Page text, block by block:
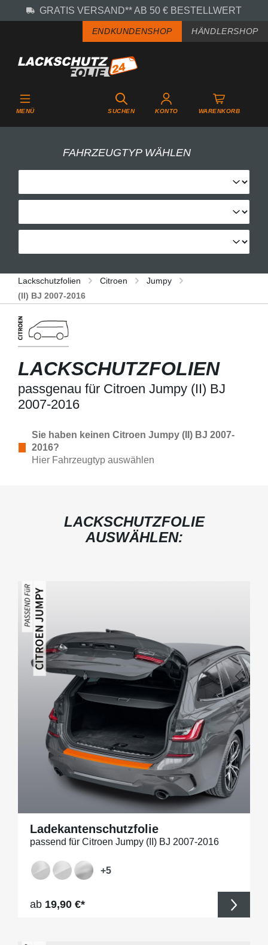
Zum Hauptinhalt springen
GRATIS VERSAND** AB 50 € BESTELLWERT
ENDKUNDENSHOP HÄNDLERSHOP
MENÜ SUCHEN KONTO WARENKORB
FAHRZEUGTYP WÄHLEN
Lackschutzfolien Citroen
Jumpy
(II) BJ 2007-2016
LACKSCHUTZFOLIEN
passgenau für Citroen Jumpy (II) BJ
2007-2016
Sie haben keinen Citroen Jumpy (II) BJ 2007-
2016?
Hier Fahrzeugtyp auswählen
LACKSCHUTZFOLIE
AUSWÄHLEN:
Ladekantenschutzfolie
passend für Citroen Jumpy (II) BJ 2007-2016
+5
Regulärer Preis:
ab 19,90 €*